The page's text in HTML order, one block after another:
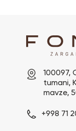
100097,
tumani,
mavze,
+998 71